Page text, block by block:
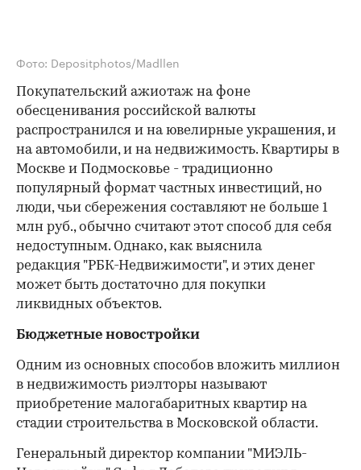
Фото: Depositphotos/Madllen
Покупательский ажиотаж на фоне
обесценивания российской валюты
распространился и на ювелирные украшения, и
на автомобили, и на недвижимость. Квартиры в
Москве и Подмосковье - традиционно
популярный формат частных инвестиций, но
люди, чьи сбережения составляют не больше 1
млн руб., обычно считают этот способ для себя
недоступным. Однако, как выяснила
редакция "РБК-Недвижимости", и этих денег
может быть достаточно для покупки
ликвидных объектов.
Бюджетные новостройки
Одним из основных способов вложить миллион
в недвижимость риэлторы называют
приобретение малогабаритных квартир на
стадии строительства в Московской области.
Генеральный директор компании "МИЭЛЬ-